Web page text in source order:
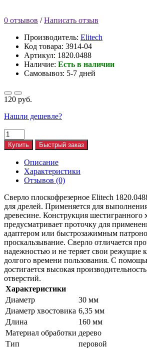
0 отзывов /Написать отзыв
Производитель: Elitech
Код товара: 3914-04
Артикул: 1820.0488
Наличие: Есть в наличии
Самовывоз: 5-7 дней
120 руб.
Нашли дешевле?
Купить Быстрый заказ
Описание
Характеристики
Отзывов (0)
Сверло плоскофрезерное Elitech
для дрелей. Применяется для
древесине. Конструкция шестигранного
предусматривает проточку для
адаптером или быстрозажимным
проскальзывание. Сверло отличается
надежностью и не теряет свои режущие
долгого времени пользования. С
достигается высокая
отверстий.
Характеристики
Диаметр
30 мм
Диаметр хвостовика 6,35 мм
Длина
160 мм
Материал обработки дерево
Тип
перовой